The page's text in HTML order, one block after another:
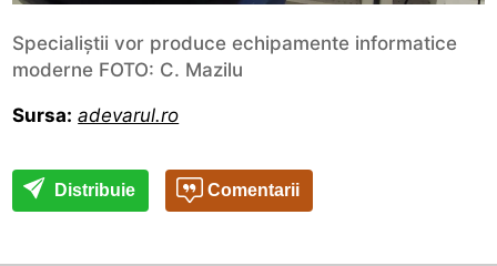
Specialiștii vor produce echipamente informatice
moderne FOTO: C. Mazilu
Sursa: adevarul.ro
Distribuie Comentarii